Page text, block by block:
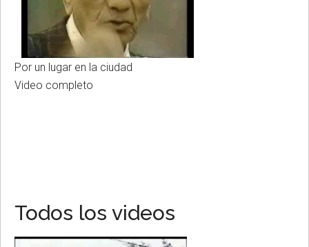
Por un lugar en la ciudad
Video completo
Todos los videos